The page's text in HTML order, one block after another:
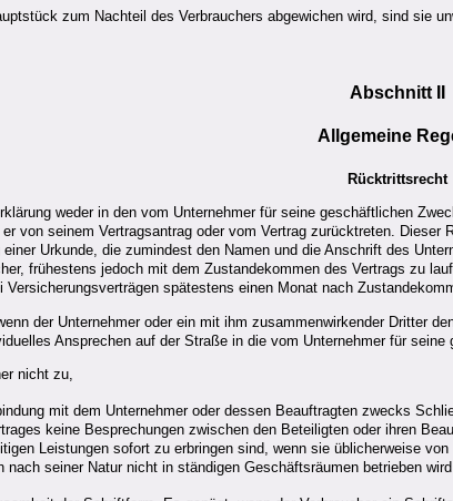
zum Nachteil des Verbrauchers abgewichen wird, sind sie
Abschnitt II
Allgemeine
Rücktrittsrecht
weder in den vom Unternehmer für seine geschäftlichen
von seinem Vertragsantrag oder vom Vertrag zurücktreten.
Urkunde, die zumindest den Namen und die Anschrift des
frühestens jedoch mit dem Zustandekommen des Vertrags zu
spätestens einen Monat nach
der Unternehmer oder ein mit ihm zusammenwirkender Dritter
Ansprechen auf der Straße in die vom Unternehmer für
nicht zu,
mit dem Unternehmer oder dessen Beauftragten zwecks
keine Besprechungen zwischen den Beteiligten oder ihren
Leistungen sofort zu erbringen sind, wenn sie üblicherweise
nach seiner Natur nicht in ständigen Geschäftsräumen betrieben